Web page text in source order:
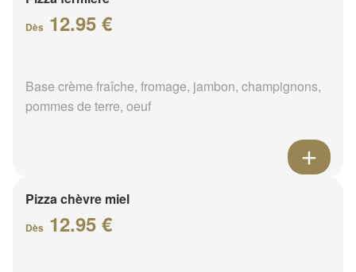
Dès 12.95 €
Base crème fraîche, fromage, jambon, champignons,
pommes de terre, oeuf
Pizza chèvre miel
Dès 12.95 €